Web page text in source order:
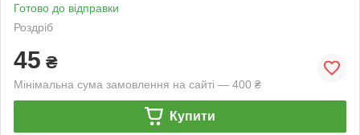
Готово до відправки
Роздріб
45 ₴
Мінімальна сума замовлення на сайті — 400 ₴
Купити